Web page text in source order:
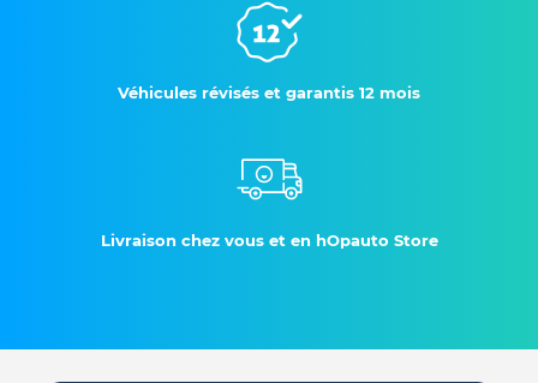
Véhicules révisés et garantis 12 mois
Livraison chez vous et en hOpauto Store